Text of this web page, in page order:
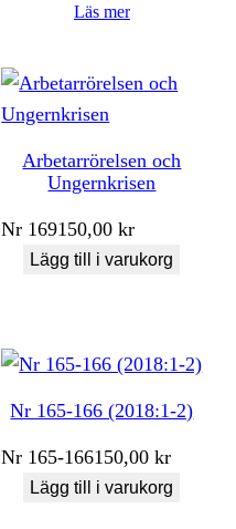
Läs mer
Arbetarrörelsen och
Ungernkrisen
Nr 169150,00kr
Lägg till i varukorg
Nr 165-166 (2018:1-2)
Nr 165-166150,00kr
Lägg till i varukorg